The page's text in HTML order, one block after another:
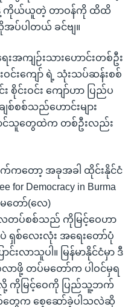
နဲ့ ကိုယ်ယူတဲ့ တာဝန်ကို ထိထိ
ပ်ပါတယ် ခင်ဗျ။
ေးအကျဉ်းသားဟောင်းတစ်ဦး
င်းကျော် ရဲ့ သုံးသပ်ဆန်းစစ်
စိုင်းဝင်း ကျော်ဟာ ပြည်ပ
ျစ်စစ်သည်ဟောင်းများ
င်သူတွေထဲက တစ်ဦးလည်း
က်ကတော့ အခုအခါ ထိုင်းနိုင်ငံ
for Democracy in Burma
မတော်(လေ)
တပ်စစ်သည် ကိုမြင့်ဝေဟာ
ရှစ်လေးလုံး အရေးတော်ပုံ
လာသူပါ။ မြန်မာနိုင်ငံမှာ ဒီ
လာဖို့ တပ်မတော်က ပါဝင်မှရ
မြင့်ဝေကို ပြည်သူ့ဘက်
တွေက စေ့ဆော်ခဲ့ပါသလဲဆို